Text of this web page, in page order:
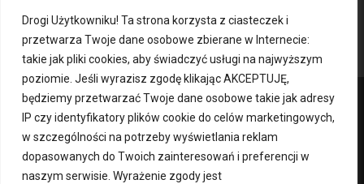
Drogi Użytkowniku! Ta strona korzysta z ciasteczek i
przetwarza Twoje dane osobowe zbierane w Internecie:
takie jak pliki cookies, aby świadczyć usługi na najwyższym
poziomie. Jeśli wyrazisz zgodę klikając AKCEPTUJĘ,
będziemy przetwarzać Twoje dane osobowe takie jak adresy
IP czy identyfikatory plików cookie do celów marketingowych,
w szczególności na potrzeby wyświetlania reklam
dopasowanych do Twoich zainteresowań i preferencji w
naszym serwisie. Wyrażenie zgody jest